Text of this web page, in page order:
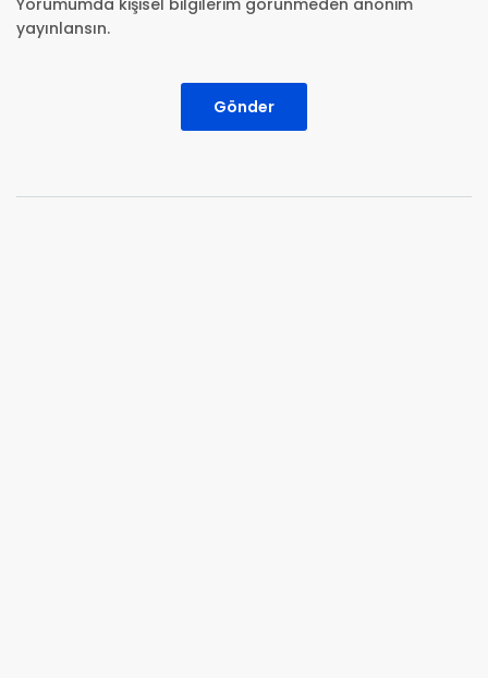
Yorumumda kişisel bilgilerim görünmeden anonim
yayınlansın.
Gönder